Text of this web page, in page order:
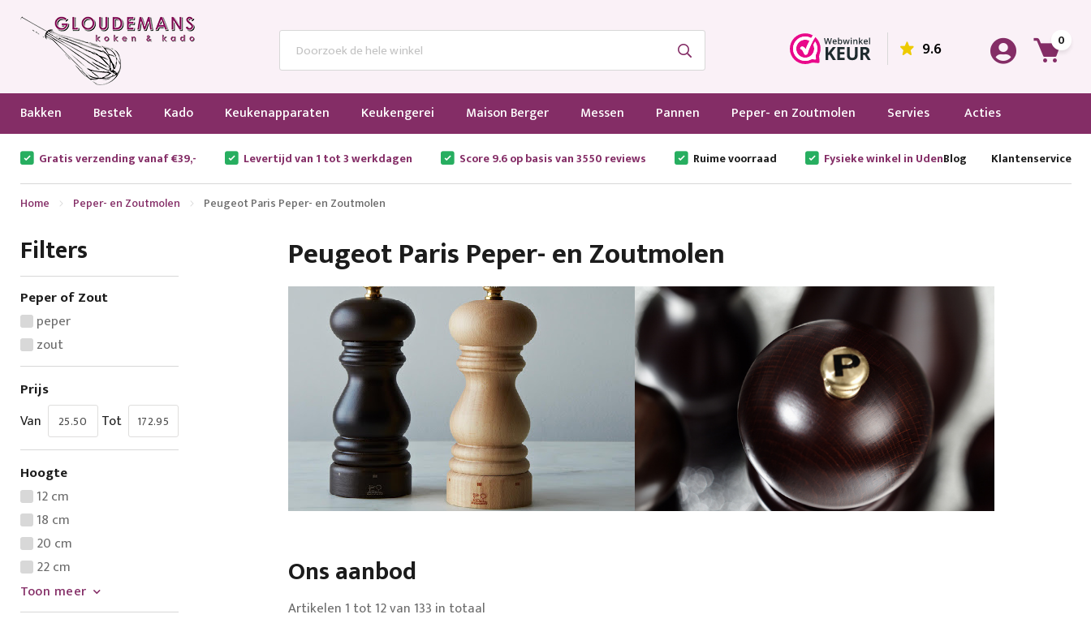
9.6 0
Bakken Bestek Kado Keukenapparaten Keukengerei Maison Berger Messen Pannen Peper- en Zoutmolen Servies Acties
Gratis verzending vanaf €39,- Levertijd van 1 tot 3 werkdagen Score 9.6 op basis van 3550 reviews Ruime voorraad Fysieke winkel in UdenBlog Klantenservice
Home Peper- en Zoutmolen Peugeot Paris Peper- en Zoutmolen
Peugeot Paris Peper- en Zoutmolen
Ons aanbod
Artikelen 1 tot12van 133 in totaal
Filters
Peper of Zout
peper
zout
Prijs
Van
Tot
Hoogte
12 cm
18 cm
20 cm
22 cm
Toon meer